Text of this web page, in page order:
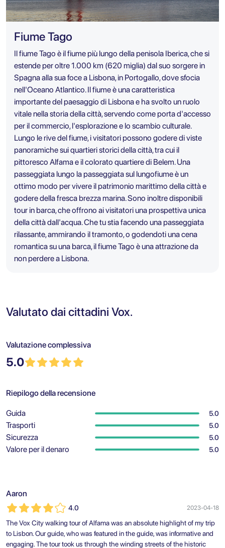
Fiume Tago
Il fiume Tago è il fiume più lungo della penisola Iberica, che si
estende per oltre 1.000 km (620 miglia) dal suo sorgere in
Spagna alla sua foce a Lisbona, in Portogallo, dove sfocia
nell'Oceano Atlantico. Il fiume è una caratteristica
importante del paesaggio di Lisbona e ha svolto un ruolo
vitale nella storia della città, servendo come porta d'accesso
per il commercio, l'esplorazione e lo scambio culturale.
Lungo le rive del fiume, i visitatori possono godere di viste
panoramiche sui quartieri storici della città, tra cui il
pittoresco Alfama e il colorato quartiere di Belem. Una
passeggiata lungo la passeggiata sul lungofiume è un
ottimo modo per vivere il patrimonio marittimo della città e
godere della fresca brezza marina. Sono inoltre disponibili
tour in barca, che offrono ai visitatori una prospettiva unica
della città dall'acqua. Che tu stia facendo una passeggiata
rilassante, ammirando il tramonto, o godendoti una cena
romantica su una barca, il fiume Tago è una attrazione da
non perdere a Lisbona.
Valutato dai cittadini Vox.
Valutazione complessiva
5.0
Riepilogo della recensione
Guida 5.0
Trasporti 5.0
Sicurezza 5.0
Valore per il denaro 5.0
Aaron
4.0 2023-04-18
The Vox City walking tour of Alfama was an absolute highlight of my trip
to Lisbon. Our guide, who was featured in the guide, was informative and
engaging. The tour took us through the winding streets of the historic